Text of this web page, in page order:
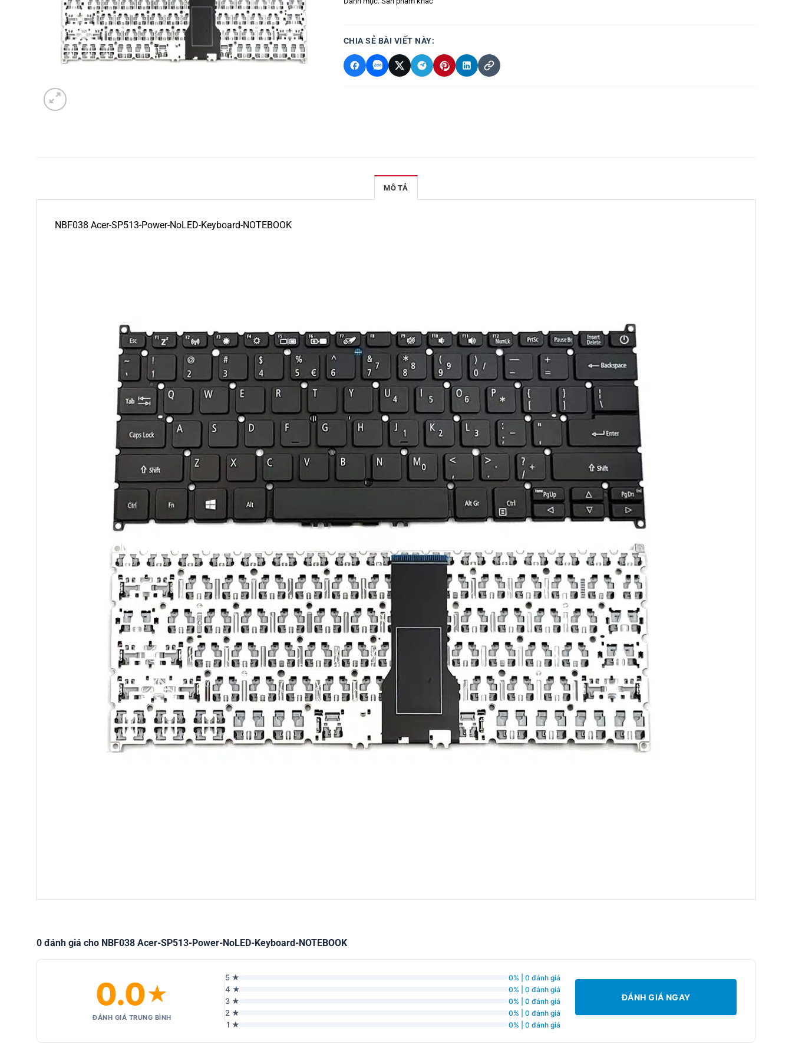
CHIA SẺ BÀI VIẾT NÀY:
MÔ TẢ
NBF038 Acer-SP513-Power-NoLED-Keyboard-NOTEBOOK
0 đánh giá cho NBF038 Acer-SP513-Power-NoLED-Keyboard-NOTEBOOK
0.0★
ĐÁNH GIÁ TRUNG BÌNH
5 ★ 0% | 0 đánh giá
4 ★ 0% | 0 đánh giá
3 ★ 0% | 0 đánh giá
2 ★ 0% | 0 đánh giá
1 ★ 0% | 0 đánh giá
ĐÁNH GIÁ NGAY